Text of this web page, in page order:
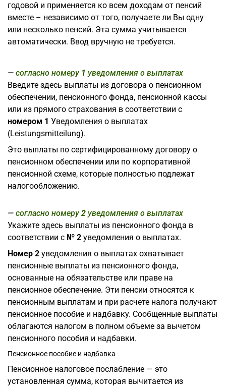
годовой и применяется ко всем доходам от пенсий
вместе – независимо от того, получаете ли Вы одну
или несколько пенсий. Эта сумма учитывается
автоматически. Ввод вручную не требуется.
согласно номеру 1 уведомления о выплатах
Введите здесь выплаты из договора о пенсионном
обеспечении, пенсионного фонда, пенсионной кассы
или из прямого страхования в соответствии с
номером 1 Уведомления о выплатах
(Leistungsmitteilung).
Это выплаты по сертифицированному договору о
пенсионном обеспечении или по корпоративной
пенсионной схеме, которые полностью подлежат
налогообложению.
согласно номеру 2 уведомления о выплатах
Укажите здесь выплаты из пенсионного фонда в
соответствии с № 2 уведомления о выплатах.
Номер 2 уведомления о выплатах охватывает
пенсионные выплаты из пенсионного фонда,
основанные на обязательстве или праве на
пенсионное обеспечение. Эти пенсии относятся к
пенсионным выплатам и при расчете налога получают
пенсионное пособие и надбавку. Сообщенные выплаты
облагаются налогом в полном объеме за вычетом
пенсионного пособия и надбавки.
Пенсионное пособие и надбавка
Пенсионное налоговое послабление — это
установленная сумма, которая вычитается из